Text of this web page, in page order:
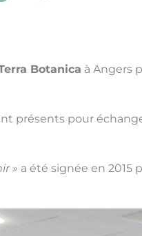
Botanica à Angers
présents pour
» a été signée en 2015